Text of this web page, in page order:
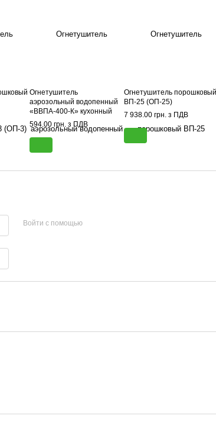
Огнетушитель
аэрозольный водопенный
«ВВПА-400-К» кухонный
594.00 грн. з ПДВ
Огнетушитель порошковый
ВП-25 (ОП-25)
7 938.00 грн. з ПДВ
Войти с помощью